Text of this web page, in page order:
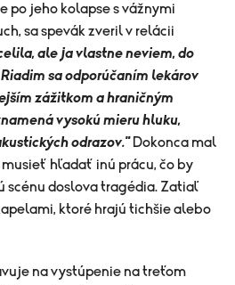
po jeho kolapse s vážnymi
sa spevák zveril v relácii
ale ja vlastne neviem, do
sa odporúčaním lekárov
zážitkom a hraničným
vysokú mieru hluku,
odrazov." Dokonca mal
hľadať inú prácu, čo by
scénu doslova tragédia. Zatiaľ
ktoré hrajú tichšie alebo
na vystúpenie na treťom